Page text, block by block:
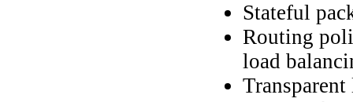
Stateful
Routing
load